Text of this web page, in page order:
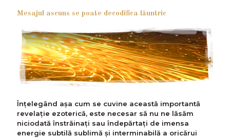
Mesajul ascuns se poate decodifica lăuntric
Înțelegând așa cum se cuvine această importantă
revelație ezoterică, este necesar să nu ne lăsăm
niciodată înstrăinați sau îndepărtați de imensa
energie subtilă sublimă și interminabilă a oricărui